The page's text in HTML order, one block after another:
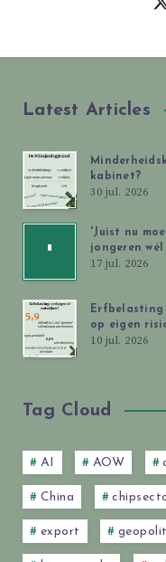
Latest Articles
kabinet?
30 jul. 2026
'
'Juist nu
jongeren
17 jul. 2026
Erfbelasting
op eigen
10 jul. 2026
Tag Cloud
AI AOW
China
export